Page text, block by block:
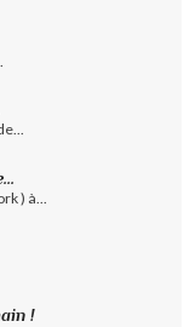
) à...
!